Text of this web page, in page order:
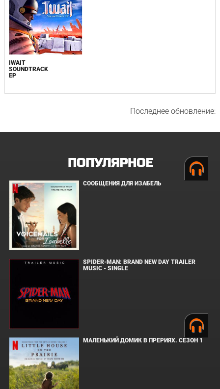
IWAIT
SOUNDTRACK
EP
Последнее обновление:
ПОПУЛЯРНОЕ
СООБЩЕНИЯ ДЛЯ ИЗАБЕЛЬ
SPIDER-MAN: BRAND NEW DAY TRAILER
MUSIC - SINGLE
МАЛЕНЬКИЙ ДОМИК В ПРЕРИЯХ. СЕЗОН 1